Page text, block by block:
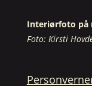
Interiørfoto på
Foto: Kirsti